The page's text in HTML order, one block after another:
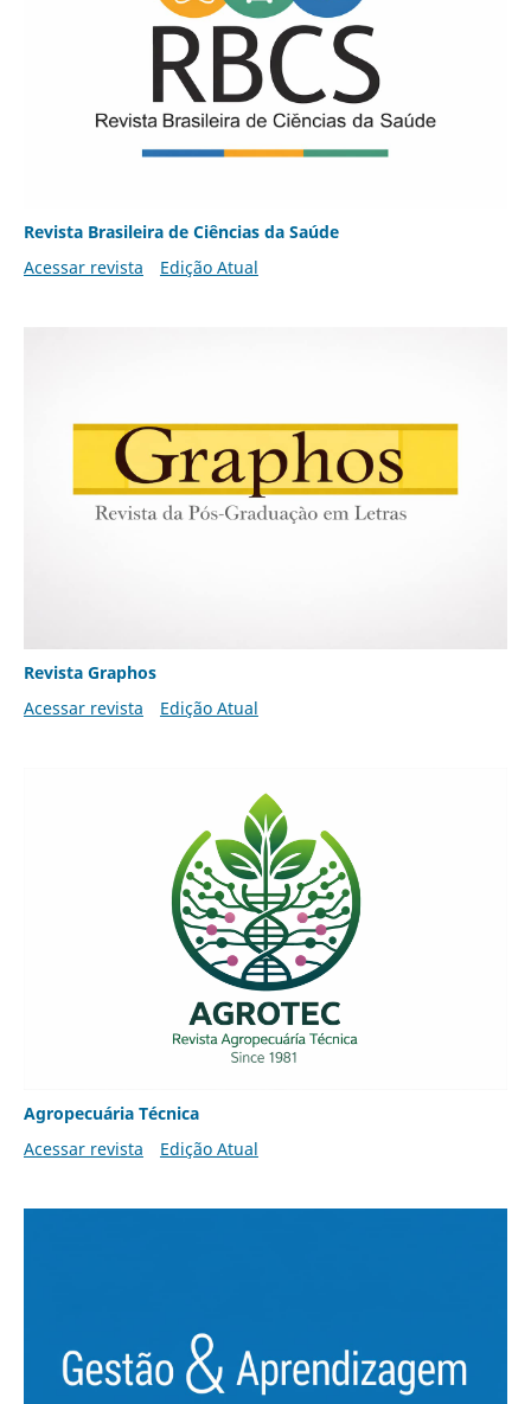
Revista Brasileira de Ciências da Saúde
Acessar revista
Edição Atual
Revista Graphos
Acessar revista
Edição Atual
Agropecuária Técnica
Acessar revista
Edição Atual